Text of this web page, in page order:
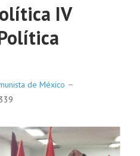
IV
de México